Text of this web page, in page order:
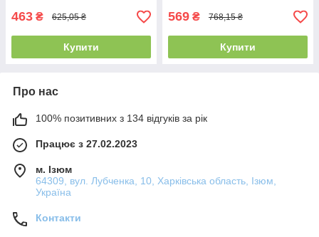
463 ₴ 625,05 ₴
Купити
569 ₴ 768,15 ₴
Купити
Про нас
100% позитивних з 134 відгуків за рік
Працює з 27.02.2023
м. Ізюм
64309, вул. Лубченка, 10, Харківська область, Ізюм,
Україна
Контакти